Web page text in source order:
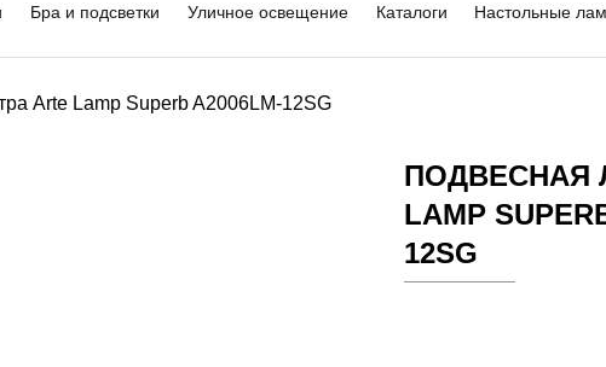
Бра и подсветки Уличное освещение Каталоги Настольные
Arte Lamp Superb A2006LM-12SG
ПОДВЕСНАЯ
LAMP
12SG